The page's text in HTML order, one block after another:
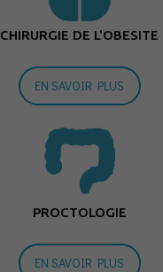
CHIRURGIE DE L'OBESITE
EN SAVOIR PLUS
PROCTOLOGIE
EN SAVOIR PLUS